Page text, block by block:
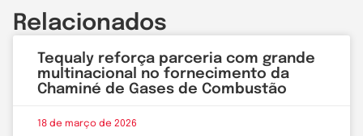
Relacionados
Tequaly reforça parceria com grande
multinacional no fornecimento da
Chaminé de Gases de Combustão
18 de março de 2026